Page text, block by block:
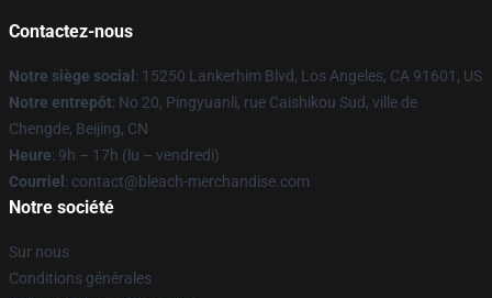
Contactez-nous
Notre siège social : 15250 Lankerhim Blvd, Los Angeles, CA 91601, US
Notre entrepôt: No 20, Pingyuanli, rue Caishikou Sud, ville de
Chengde, Beijing, CN
Heure: 9h – 17h (lu – vendredi)
Courriel : contact@bleach-merchandise.com
Notre société
Sur nous
Conditions générales